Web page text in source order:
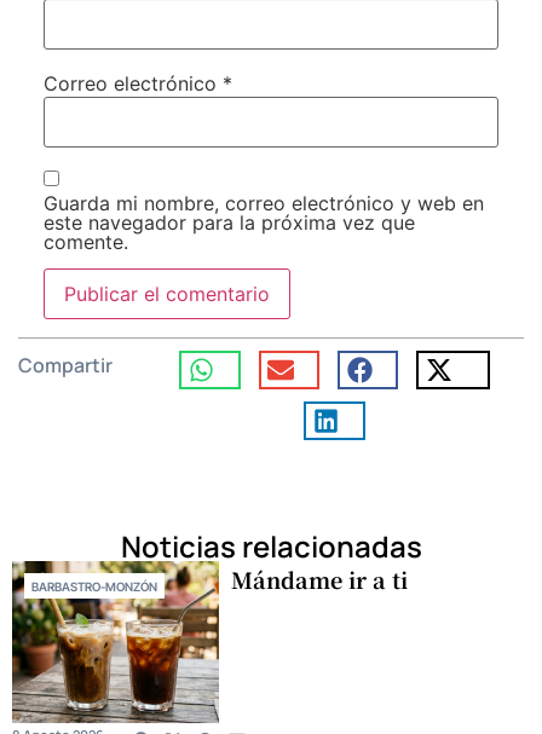
Correo electrónico *
Guarda mi nombre, correo electrónico y web en
este navegador para la próxima vez que
comente.
Compartir
Noticias relacionadas
BARBASTRO-MONZÓN Mándame ir a ti